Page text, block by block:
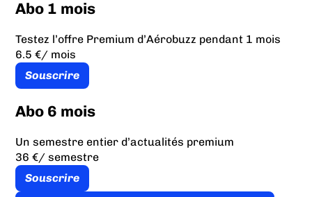
Abo 1 mois
Testez l’offre Premium d’Aérobuzz pendant 1 mois
6.5 €/ mois
Souscrire
Abo 6 mois
Un semestre entier d’actualités premium
36 €/ semestre
Souscrire